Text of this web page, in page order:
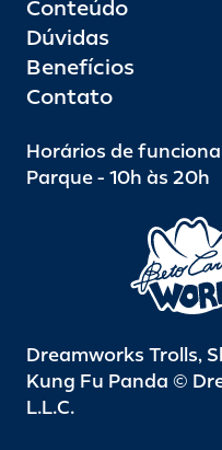
Conteúdo
Dúvidas
Benefícios
Contato
Horários de
Parque - 10h às 20h
Dreamworks Trolls,
Kung Fu Panda ©
L.L.C.